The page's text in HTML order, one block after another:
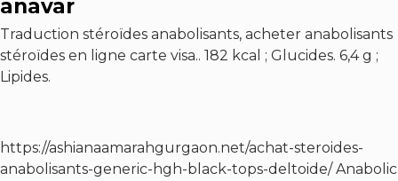
anavar
Traduction stéroïdes anabolisants, acheter anabolisants
stéroïdes en ligne carte visa.. 182 kcal ; Glucides. 6,4 g ;
Lipides.
https://ashianaamarahgurgaon.net/achat-steroides-
anabolisants-generic-hgh-black-tops-deltoide/ Anabolic